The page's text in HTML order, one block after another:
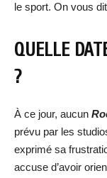
le sport. On vous
QUELLE
?
À ce jour, aucun
prévu par les
exprimé sa
accuse d’avoir